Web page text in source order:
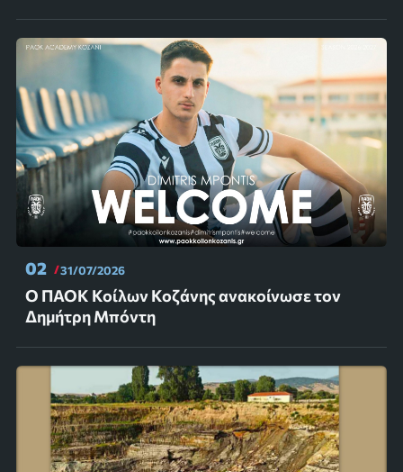
02 31/07/2026
Ο ΠΑΟΚ Κοίλων Κοζάνης ανακοίνωσε τον
Δημήτρη Μπόντη